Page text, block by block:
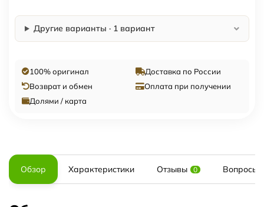
Другие варианты · 1 вариант
100% оригинал
Доставка по России
Возврат и обмен
Оплата при получении
Долями / карта
Обзор Характеристики Отзывы 0 Вопросы